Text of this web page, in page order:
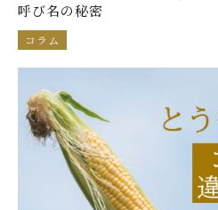
SHOPPING GUIDE
ショッピングガイド
NEWS
お知らせ
COLUMN
呼び名の秘密
コラム